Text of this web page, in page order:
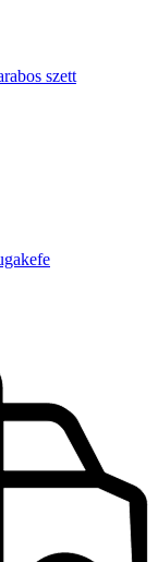
szett